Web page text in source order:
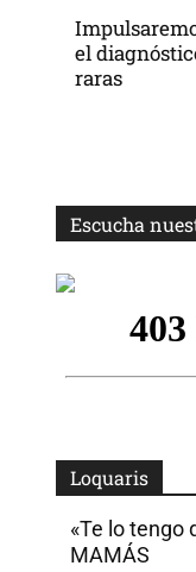
el
raras
Escucha
Loquaris
«Te lo tengo
MAMÁS